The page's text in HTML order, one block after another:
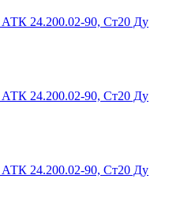
АТК 24.200.02-90, Ст20 Ду
АТК 24.200.02-90, Ст20 Ду
АТК 24.200.02-90, Ст20 Ду